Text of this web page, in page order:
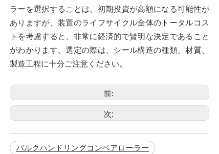
ラーを選択することは、初期投資が高額になる可能性が
ありますが、装置のライフサイクル全体のトータルコス
トを考慮すると、非常に経済的で賢明な決定であること
がわかります。選定の際は、シール構造の種類、材質、
製造工程に十分ご注意ください。
前:
次:
バルクハンドリングコンベアローラー